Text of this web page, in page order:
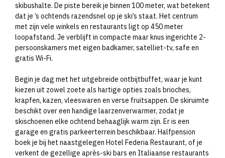
skibushalte. De piste bereik je binnen 100 meter, wat betekent
dat je ’s ochtends razendsnel op je ski’s staat. Het centrum
met zijn vele winkels en restaurants ligt op 450 meter
loopafstand. Je verblijft in compacte maar knus ingerichte 2-
persoonskamers met eigen badkamer, satelliet-tv, safe en
gratis Wi-Fi.
Begin je dag met het uitgebreide ontbijtbuffet, waar je kunt
kiezen uit zowel zoete als hartige opties zoals brioches,
krapfen, kazen, vleeswaren en verse fruitsappen. De skiruimte
beschikt over een handige laarzenverwarmer, zodat je
skischoenen elke ochtend behaaglijk warm zijn. Er is een
garage en gratis parkeerterrein beschikbaar. Halfpension
boek je bij het naastgelegen Hotel Federia Restaurant, of je
verkent de gezellige après-ski bars en Italiaanse restaurants